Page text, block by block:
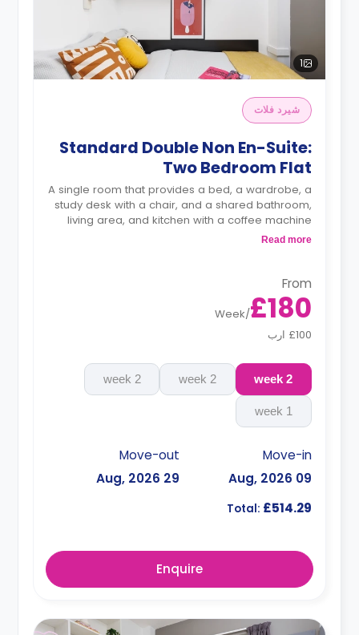
1
شيرد فلات
Standard Double Non En-Suite:
Two Bedroom Flat
A single room that provides a bed, a wardrobe, a
study desk with a chair, and a shared bathroom,
living area, and kitchen with a coffee machine
and an oven.
Read more
From
£180
/
Week
£100 ارب
2 week
2 week
2 week
1 week
Move-in
09 Aug, 2026
Move-out
29 Aug, 2026
Total: £514.29
Enquire